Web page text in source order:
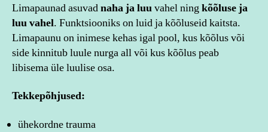
Limapaunad asuvadnaha ja luuvahel ning kõõluse ja
luu vahel. Funktsiooniks on luid ja kõõluseid kaitsta.
Limapaunu on inimese kehas igal pool, kus kõõlus või
side kinnitub luule nurga all või kus kõõlus peab
libisema üle luulise osa.
Tekkepõhjused:
ühekordne trauma